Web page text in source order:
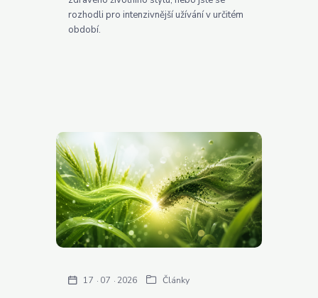
rozhodli pro intenzivnější užívání v určitém
období.
17 07 2026 Články